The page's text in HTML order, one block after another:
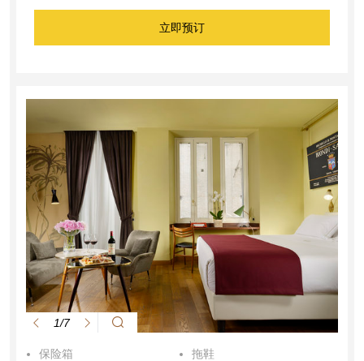
立即预订
1/7
保险箱
拖鞋